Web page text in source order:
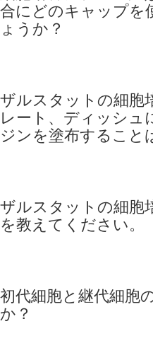
合にどのキャップを
ょうか？
ザルスタットの細胞
レート、ディッシュ
ジンを塗布すること
ザルスタットの細胞
を教えてください。
初代細胞と継代細胞
か？